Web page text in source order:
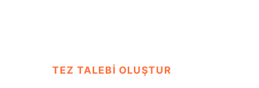
TEZ TALEBI OLUŞTUR